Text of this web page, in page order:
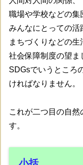
職場や学校などの
みんなにとっての活
まちづくりなどの生
社会保障制度の望ま
SDGsでいうところ
ければなりません。
これが二つ目の自
す。